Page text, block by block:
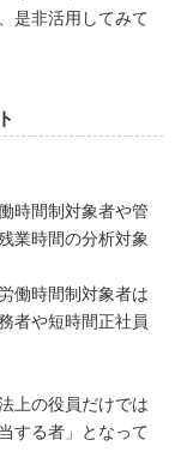
是非活用してみて
時間制対象者や管
業時間の分析対象
働時間制対象者は
者や短時間正社員
上の役員だけでは
する者」となって